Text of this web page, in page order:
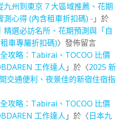
九州到東京 7 大區域推薦、花期
心得 (內含租車折扣碼) - 」於
精選必訪名所、花期預測與「自
車專屬折扣碼)〉發佈留言
攻略：Tabirai、TOCOO 比價
工作達人 」於〈2025 新
交通便利、夜景佳的新宿住宿指
攻略：Tabirai、TOCOO 比價
工作達人 」於〈日本九